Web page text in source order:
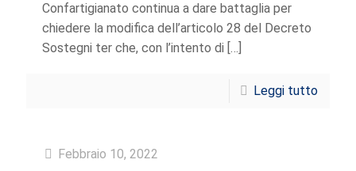
Confartigianato continua a dare battaglia per
chiedere la modifica dell’articolo 28 del Decreto
Sostegni ter che, con l’intento di […]
Leggi tutto
Febbraio 10, 2022